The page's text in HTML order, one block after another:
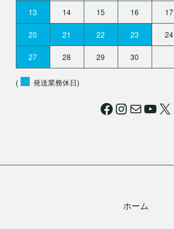
13 14 15 16 17
20 21 22 23 24
27 28 29 30
( 発送業務休日)
Facebook Instagram メールYouTube X
ホーム